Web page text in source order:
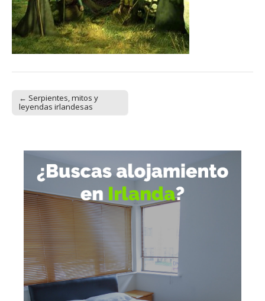
Post navigation
← Serpientes, mitos y
leyendas irlandesas